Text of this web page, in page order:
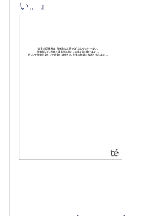
い。』